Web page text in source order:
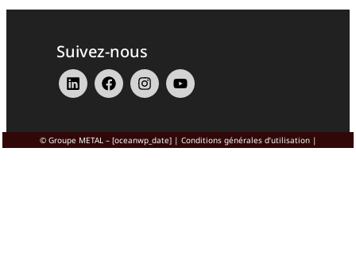
Suivez-nous
© Groupe METAL – [oceanwp_date] | Conditions générales d’utilisation|